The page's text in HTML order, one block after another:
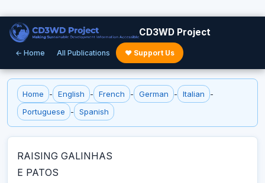
CD3WD Project
← Home All Publications ♥ Support Us
Home - English - French - German - Italian
-
Portuguese
- Spanish
RAISING GALINHAS
E PATOS